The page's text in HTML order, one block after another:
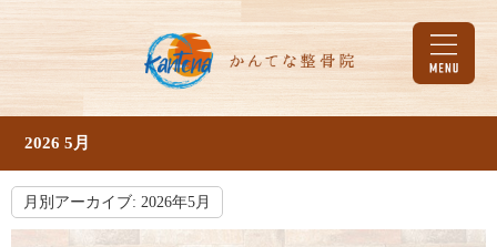
2026 5月
月別アーカイブ: 2026年5月